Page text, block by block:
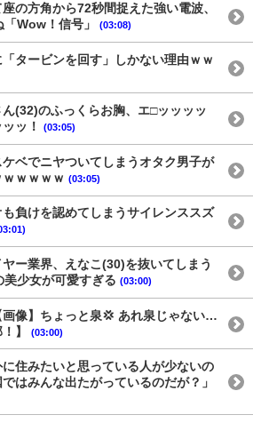
の方角から72秒間捉えた強い電波、
Wow！信号」
(03:08)
タービンを回す」しかない理由ｗｗ
ん(32)のふっくらお胸、エ□ッッッッ
ッ！
(03:05)
ケベでニヤついてしまうオタク男子が
ｗｗｗｗ (03:05)
も負けを認めてしまうサイレンススズ
ヤー業界、えなこ(30)を抜いてしまう
美少女が可愛すぎる (03:00)
画像】ちょっと泉💢 あれ泉じゃない…
】
(03:00)
住みたいと思っている人が少ないの
はみんな出たがっているのだが？」